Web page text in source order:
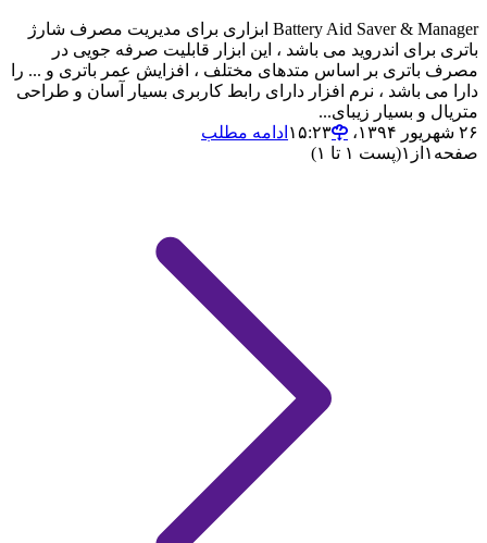
Battery Aid Saver & Manager ابزاری برای مدیریت مصرف شارژ
باتری برای اندروید می باشد ، این ابزار قابلیت صرفه جویی در
مصرف باتری بر اساس متدهای مختلف ، افزایش عمر باتری و ... را
دارا می باشد ، نرم افزار دارای رابط کاربری بسیار آسان و طراحی
متریال و بسیار زیبای...
۲۶ شهریور ۱۳۹۴،‏ ۱۵:۲۳
ادامه مطلب
صفحه ۱ از ۱(پست ۱ تا ۱)